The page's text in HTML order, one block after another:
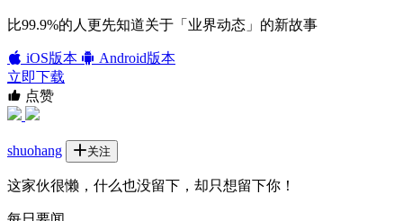
比99.9%的人更先知道关于「业界动态」的新故事
iOS版本
Android版本
立即下载
点赞
shuohang 关注
这家伙很懒，什么也没留下，却只想留下你！